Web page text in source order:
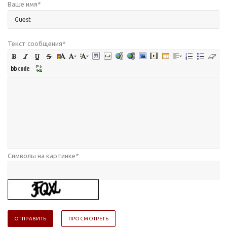
Ваше имя*
Текст сообщения*
Символы на картинке*